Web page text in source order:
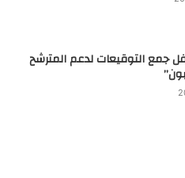
جمع التوقيعات لدعم المترشح